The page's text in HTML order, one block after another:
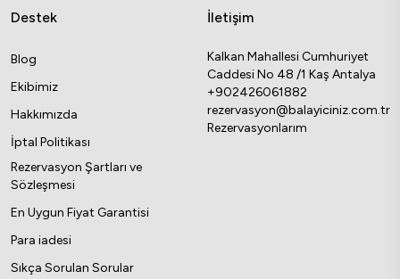
Destek
Blog
Ekibimiz
Hakkımızda
İptal Politikası
Rezervasyon Şartları ve
Sözleşmesi
En Uygun Fiyat Garantisi
Para iadesi
Sıkça Sorulan Sorular
İletişim
Kalkan Mahallesi Cumhuriyet
Caddesi No 48 /1 Kaş Antalya
+902426061882
rezervasyon@balayiciniz.com.tr
Rezervasyonlarım